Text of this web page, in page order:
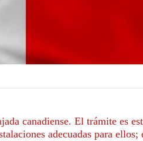
canadiense. El trámite es
adecuadas para ellos;